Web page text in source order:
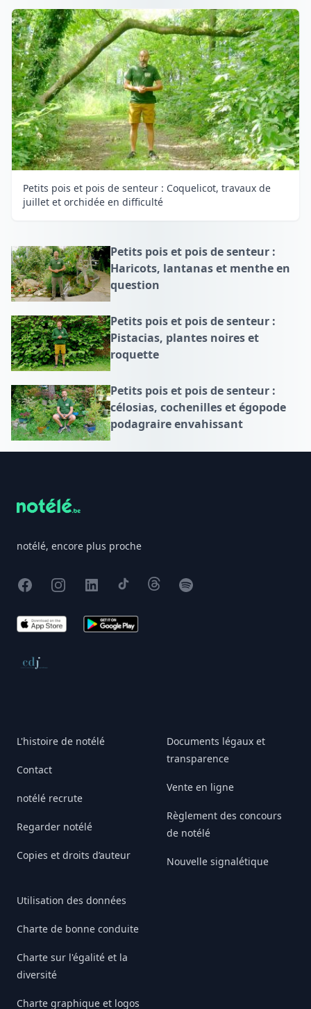
Petits pois et pois de senteur : Coquelicot, travaux de
juillet et orchidée en difficulté
Petits pois et pois de senteur :
Haricots, lantanas et menthe en
question
Petits pois et pois de senteur :
Pistacias, plantes noires et
roquette
Petits pois et pois de senteur :
célosias, cochenilles et égopode
podagraire envahissant
notélé, encore plus proche
FacebookInstagram
X TikTokThreadsSpotify
App Store Google Play
Conseil de déontologie journalistique
L'histoire de notélé
Contact
notélé recrute
Regarder notélé
Copies et droits d’auteur
Utilisation des données
Charte de bonne conduite
Charte sur l'égalité et la
diversité
Charte graphique et logos
Documents légaux et
transparence
Vente en ligne
Règlement des concours
de notélé
Nouvelle signalétique